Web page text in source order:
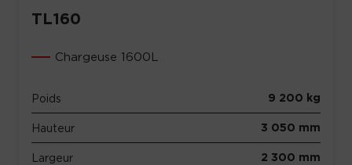
TL160
Chargeuse 1600L
Poids 9 200 kg
Hauteur 3 050 mm
Largeur 2 300 mm